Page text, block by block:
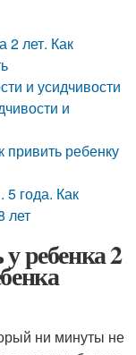
2 лет. Как
и усидчивости
и
привить ребенку
5 года. Как
лет
ребенка 2
ни минуты не